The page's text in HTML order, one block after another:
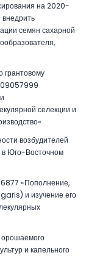
на 2020-
семян сахарной
грантовому
селекции и
возбудителей
Юго-Восточном
«Пополнение,
и изучение его
и капельного